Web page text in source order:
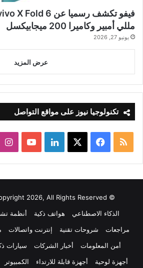
مللي أمبير وكاميرا 200 ميجابيكسل
يونيو 27, 2026
عرض المزيد
تكنولوجيا نيوز على مواقع التواصل
ملخص
الموقع
RSS
فيسبوك لينكدإن
© Copyright 2026, All Rights Reserved |
الذكاء الاصطناعي
هواتف ذكية أنظمة
مراجعات
شروحات تقنية إنترنت واتصالات
أمن المعلومات
أخبار الشركات سيارات
أجهزة لوحية
أجهزة قابلة للارتداء الكمبيوتر